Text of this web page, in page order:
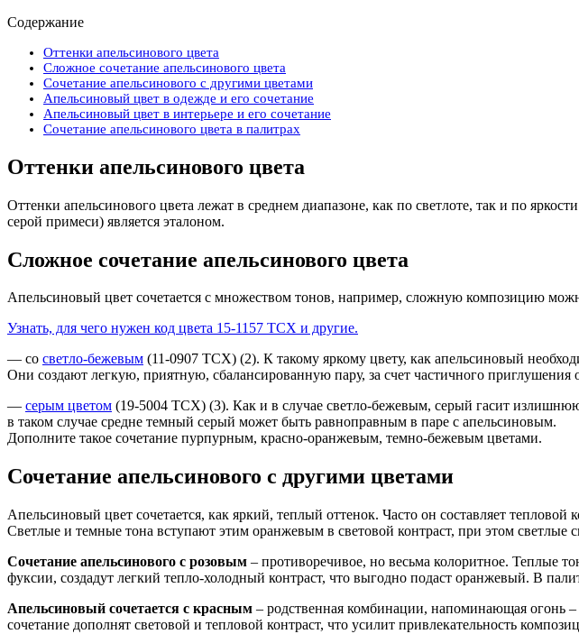
Содержание
Оттенки апельсинового цвета
Сложное сочетание апельсинового цвета
Сочетание апельсинового с другими цветами
Апельсиновый цвет в одежде и его сочетание
Апельсиновый цвет в интерьере и его сочетание
Сочетание апельсинового цвета в палитрах
Оттенки апельсинового цвета
Оттенки апельсинового цвета лежат в среднем диапазоне, как по светлоте, так и по
серой примеси) является эталоном.
Сложное сочетание апельсинового цвета
Апельсиновый цвет сочетается с множеством тонов, например, сложную композицию
Узнать, для чего нужен код цвета 15-1157 TCX и другие.
— со светло-бежевым (11-0907 TCX) (2). К такому яркому цвету, как апельсиновый
Они создают легкую, приятную, сбалансированную пару, за счет частичного приглушения
— серым цветом (19-5004 TCX) (3). Как и в случае светло-бежевым, серый гасит
в таком случае средне темный серый может быть равноправным в паре с апельсиновым.
Дополните такое сочетание пурпурным, красно-оранжевым, темно-бежевым цветами.
Сочетание апельсинового с другими цветами
Апельсиновый цвет сочетается, как яркий, теплый оттенок. Часто он составляет
Светлые и темные тона вступают этим оранжевым в световой контраст, при этом светлые
Сочетание апельсинового с розовым – противоречивое, но весьма колоритное. Теплые
фуксии, создадут легкий тепло-холодный контраст, что выгодно подаст оранжевый. В
Апельсиновый сочетается с красным – родственная комбинации, напоминающая огонь
сочетание дополнят световой и тепловой контраст, что усилит привлекательность